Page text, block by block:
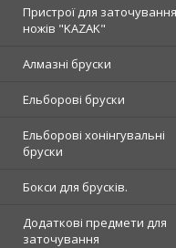
Пристрої для заточування
ножів "KAZAK"
Алмазні бруски
Ельборові бруски
Ельборові хонінгувальні
бруски
Бокси для брусків.
Додаткові предмети для
заточування